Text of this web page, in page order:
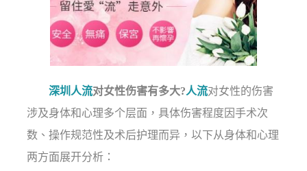
深圳人流对女性伤害有多大?人流对女性的伤害
涉及身体和心理多个层面，具体伤害程度因手术次
数、操作规范性及术后护理而异，以下从身体和心理
两方面展开分析：